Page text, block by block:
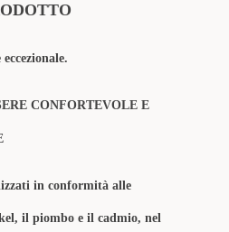
CONFORTEVOLE E
in conformità alle
il piombo e il cadmio, nel